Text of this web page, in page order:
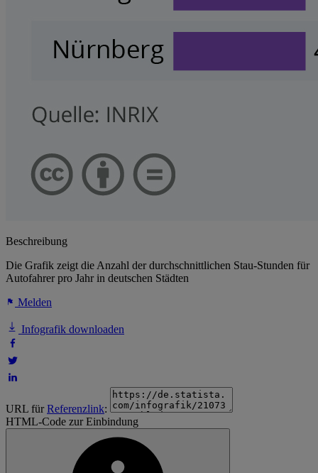
Beschreibung
Die Grafik zeigt die Anzahl der durchschnittlichen Stau-Stunden für
Autofahrer pro Jahr in deutschen Städten
Melden
Infografik downloaden
URL fürReferenzlink:
HTML-Code zur Einbindung